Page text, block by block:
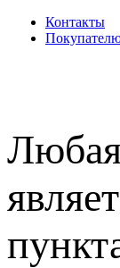
Контакты